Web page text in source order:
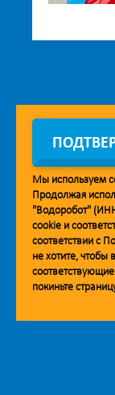
Мы используем
Продолжая
"Водоробот"
cookie и
соответствии с
не хотите,
покиньте